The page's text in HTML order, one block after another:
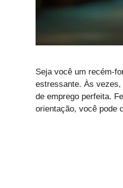
Seja você um recém-
estressante. Às vezes,
de emprego perfeita.
orientação, você pode